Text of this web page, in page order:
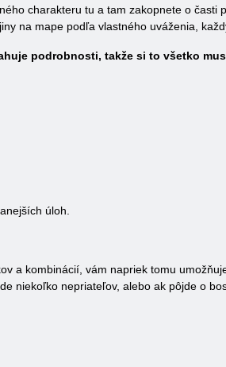
charakteru tu a tam zakopnete o
na mape podľa vlastného uváženia,
podrobnosti, takže si to všetko
úloh.
a kombinácií, vám napriek tomu
niekoľko nepriateľov, alebo ak pôjde o